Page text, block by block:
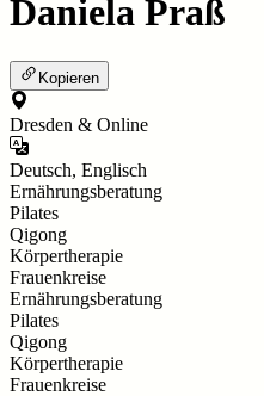
Daniela Praß
Kopieren
Dresden & Online
Deutsch, Englisch
Ernährungsberatung
Pilates
Qigong
Körpertherapie
Frauenkreise
Ernährungsberatung
Pilates
Qigong
Körpertherapie
Frauenkreise